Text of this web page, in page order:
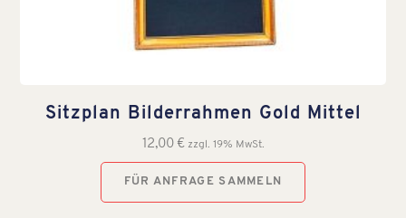
Sitzplan Bilderrahmen Gold Mittel
12,00 € zzgl. 19% MwSt.
FÜR ANFRAGE SAMMELN